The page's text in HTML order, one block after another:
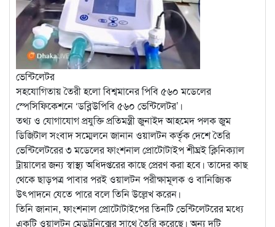
ভেন্টিলেটর
সহযোগিতায় তৈরী হলো বিশ্বমানের পিবি ৫৬০ মডেলের
স্পেসিফিকেশনে ‘ডব্লিউপিবি ৫৬০ ভেন্টিলেটর’।
তথ্য ও যোগাযোগ প্রযুক্তি প্রতিমন্ত্রী জুনাইদ আহমেদ পলক জুম
ডিজিটাল সংবাদ সম্মেলনে জানান ওয়ালটন কর্তৃক দেশে তৈরি
ভেন্টিলেটরের ৩ মডেলের ফাংশনাল প্রোটোটাইপ শীঘ্রই ক্লিনিক্যাল
ট্রায়ালের জন্য স্বাস্থ্য অধিদপ্তরের কাছে প্রেরণ করা হবে। তাদের কাছ
থেকে ছাড়পত্র পাবার পরই ওয়ালটন পরীক্ষামূলক ও বানিজ্যিক
উৎপাদনে যেতে পারে বলে তিনি উল্লেখ করেন।
তিনি জানান, ফাংশনাল প্রোটোটাইপের তিনটি ভেন্টিলেটরের মধ্যে
একটি ওয়ালটন মেডট্রনিক্সের সাথে তৈরি করেছে। অন্য দুটি